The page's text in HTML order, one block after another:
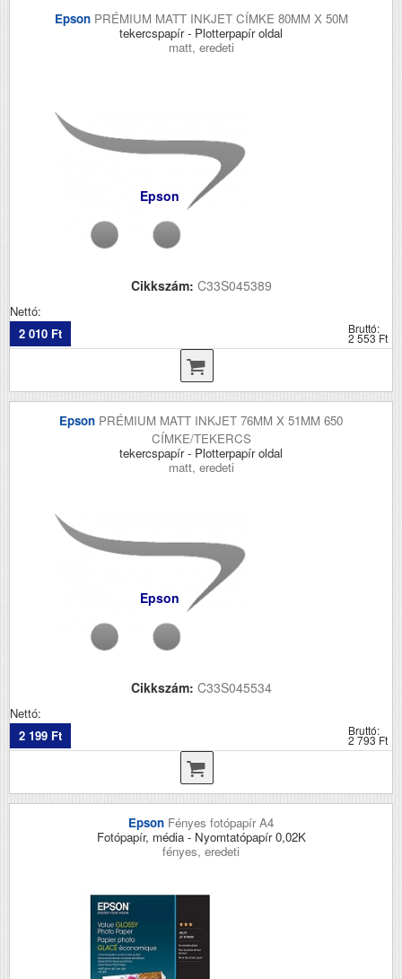
Epson PRÉMIUM MATT INKJET CÍMKE 80MM X 50M
tekercspapír - Plotterpapír oldal
matt, eredeti
Epson
Cikkszám: C33S045389
Nettó:
2 010 Ft
Bruttó:
2 553 Ft
Epson PRÉMIUM MATT INKJET 76MM X 51MM 650
CÍMKE/TEKERCS
tekercspapír - Plotterpapír oldal
matt, eredeti
Epson
Cikkszám: C33S045534
Nettó:
2 199 Ft
Bruttó:
2 793 Ft
Epson Fényes fotópapír A4
Fotópapír, média - Nyomtatópapír 0,02K
fényes, eredeti